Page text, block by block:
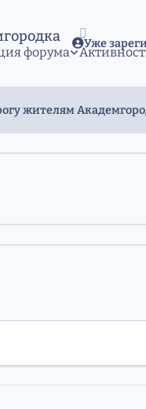
форума
Уже
жителям